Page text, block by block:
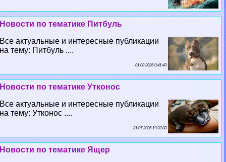
Новости по тематике Питбуль
Все актуальные и интересные публикации
на тему: Питбуль ....
01 08 2026 0:41:43
Новости по тематике Утконос
Все актуальные и интересные публикации
на тему: Утконос ....
31 07 2026 19:23:33
Новости по тематике Ящер